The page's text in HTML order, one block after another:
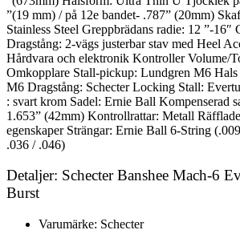
”(19 mm) / på 12e bandet- .787” (20mm)
Stainless Steel Greppbrädans radie: 12 ”-16″
Dragstång: 2-vägs justerbar stav med Heel
Hårdvara och elektronik Kontroller Volume/
Omkopplare Stall-pickup: Lundgren M6
M6 Dragstång: Schecter Locking Stall:
: svart krom Sadel: Ernie Ball Kompenserad
1.653” (42mm) Kontrollrattar: Metall
egenskaper Strängar: Ernie Ball 6-String
.036 / .046)
Detaljer: Schecter Banshee Mach-6
Burst
Varumärke: Schecter